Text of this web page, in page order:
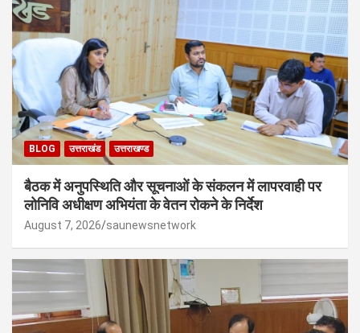
BLOG उत्तराखंड उत्तराखण्ड
बैठक में अनुपस्थिति और सूचनाओं के संकलन में लापरवाही पर
लोनिवि अधीक्षण अभियंता के वेतन रोकने के निर्देश
August 7, 2026 saunewsnetwork